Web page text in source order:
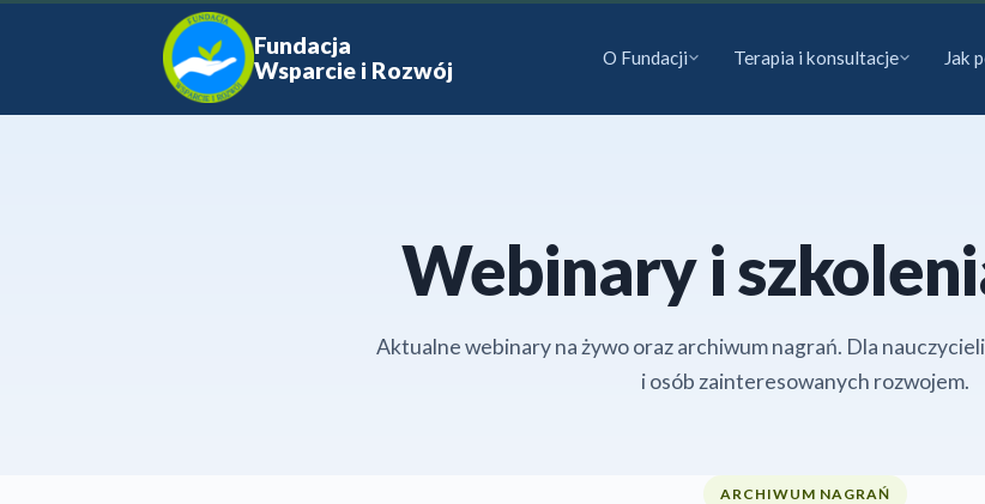
Fundacja
Wsparcie i Rozwój
O Fundacji Terapia i konsultacje Jak
Webinary i
Aktualne webinary na żywo oraz archiwum nagrań. Dla
i osób zainteresowanych rozwojem.
ARCHIWUM NAGRAŃ